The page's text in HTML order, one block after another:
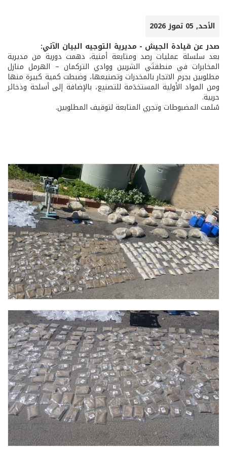
الأحد, 05 تموز 2026
صدر عن قيادة الجيش - مديرية التوجيه البيان الآتي:
بعد سلسلة عمليات رصد ومتابعة أمنية، دهمت دورية من مديرية
المخابرات في منطقتَي الشربين ووادي التركمان – الهرمل منازل
مطلوبين بجرم الاتجار بالمخدرات وتصنيعها، وضبطت كمية كبيرة منها
ومن المواد الأولية المستخدَمة للتصنيع، بالإضافة إلى أسلحة وذخائر
حربية.
سُلمت المضبوطات وتجري المتابعة لتوقيف المطلوبين.